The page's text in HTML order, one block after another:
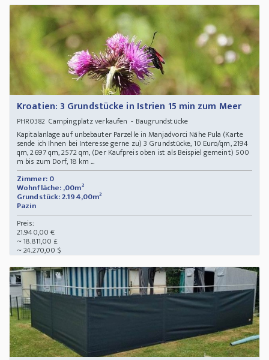
Kroatien: 3 Grundstücke in Istrien 15 min zum Meer
PHR0382Campingplatz verkaufen - Baugrundstücke
Kapitalanlage auf unbebauter Parzelle in Manjadvorci Nähe Pula (Karte
sende ich Ihnen bei Interesse gerne zu) 3 Grundstücke, 10 Euro/qm, 2194
qm, 2697 qm, 2572 qm, (Der Kaufpreis oben ist als Beispiel gemeint) 500
m bis zum Dorf, 18 km ...
Zimmer: 0
Wohnfläche: ,00m²
Grundstück: 2.194,00m²
Pazin
Preis:
21.940,00 €
~ 18.811,00 £
~ 24.270,00 $